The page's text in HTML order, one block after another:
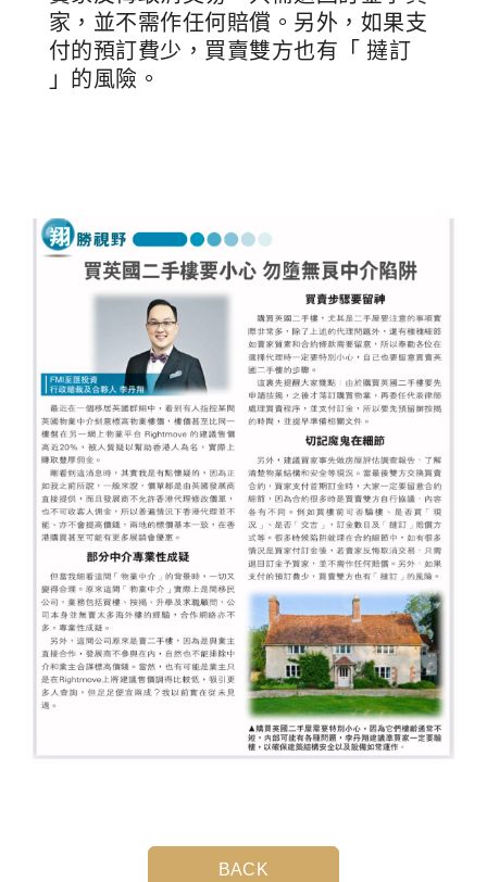
家，並不需作任何賠償。另外，如果支
付的預訂費少，買賣雙方也有「 撻訂
」的風險。
BACK